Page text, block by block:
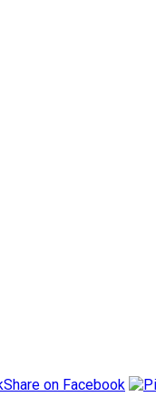
Share on Facebook